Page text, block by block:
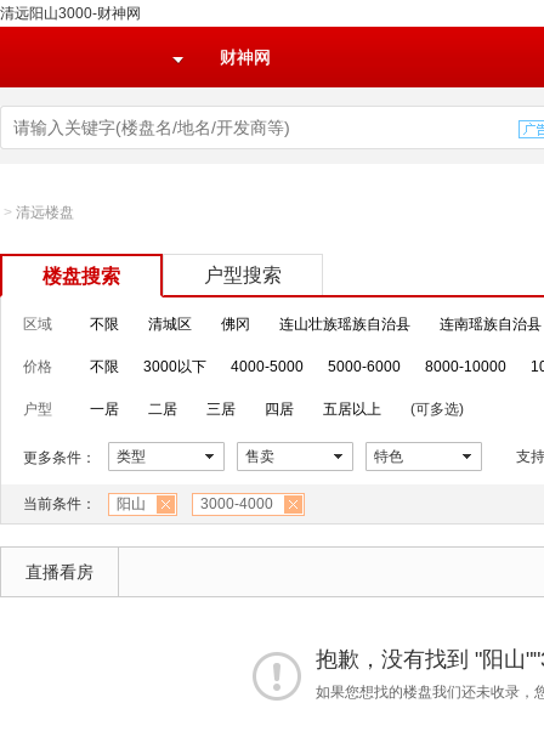
清远阳山3000-财神网
财神网
> 清远楼盘
楼盘搜索 户型搜索
区域 不限 清城区 佛冈 连山壮族瑶族自治县 连南瑶族自治县
价格 不限 3000以下 4000-5000 5000-6000 8000-10000
户型 一居 二居 三居 四居 五居以上 (可多选)
更多条件： 类型 售卖 特色 支
当前条件： 阳山 3000-4000
直播看房
抱歉，没有找到 "阳山
如果您想找的楼盘我们还未收录，